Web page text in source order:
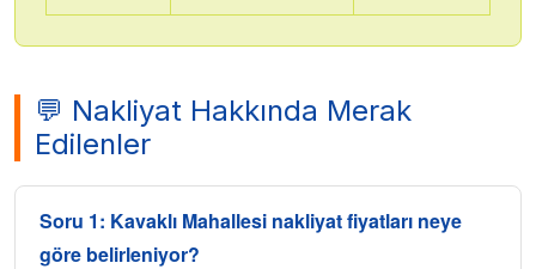
💬 Nakliyat Hakkında Merak
Edilenler
Soru 1: Kavaklı Mahallesi nakliyat fiyatları neye
göre belirleniyor?